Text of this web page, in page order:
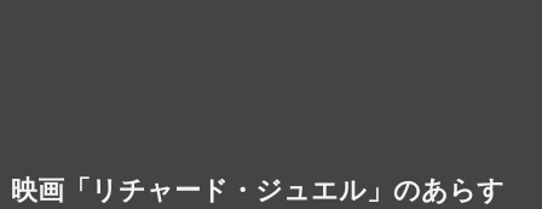
映画「リチャード・ジュエル」のあらす